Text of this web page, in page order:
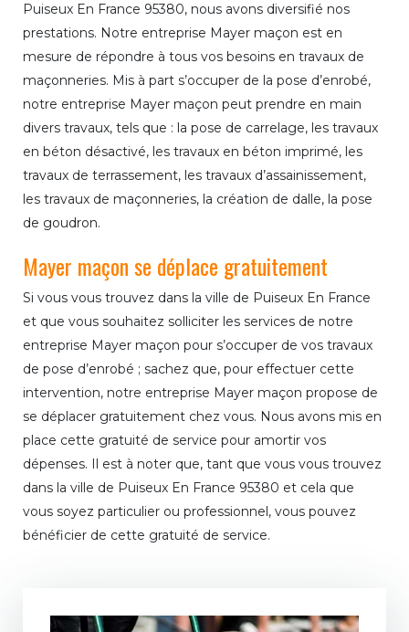
Puiseux En France 95380, nous avons diversifié nos
prestations. Notre entreprise Mayer maçon est en
mesure de répondre à tous vos besoins en travaux de
maçonneries. Mis à part s’occuper de la pose d’enrobé,
notre entreprise Mayer maçon peut prendre en main
divers travaux, tels que : la pose de carrelage, les travaux
en béton désactivé, les travaux en béton imprimé, les
travaux de terrassement, les travaux d’assainissement,
les travaux de maçonneries, la création de dalle, la pose
de goudron.
Mayer maçon se déplace gratuitement
Si vous vous trouvez dans la ville de Puiseux En France
et que vous souhaitez solliciter les services de notre
entreprise Mayer maçon pour s’occuper de vos travaux
de pose d’enrobé ; sachez que, pour effectuer cette
intervention, notre entreprise Mayer maçon propose de
se déplacer gratuitement chez vous. Nous avons mis en
place cette gratuité de service pour amortir vos
dépenses. Il est à noter que, tant que vous vous trouvez
dans la ville de Puiseux En France 95380 et cela que
vous soyez particulier ou professionnel, vous pouvez
bénéficier de cette gratuité de service.